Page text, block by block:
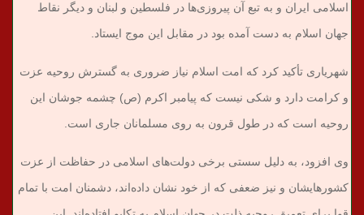
اسلامی ایران و به تبع آن پیروزی‌ها در فلسطین و لبنان و دیگر نقاط
جهان اسلام به دست آمده بود در مقابل این موج ایستاد.
شهریاری تأکید کرد که امت اسلام نیاز ضروری به گسترش روحیه عزت
و کرامت دارد و شکی نیست که پیامبر اکرم (ص) چشمه جوشان این
روحیه است که در طول قرون به روی مسلمانان جاری است.
وی افزود، به دلیل سستی برخی دولت‌های اسلامی در حفاظت از عزت
کشورهایشان و نیز ضعفی که از خود نشان داده‌اند، دشمنان امت با تمام